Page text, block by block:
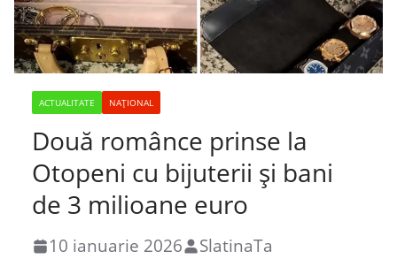
ACTUALITATE NAȚIONAL
Două românce prinse la
Otopeni cu bijuterii și bani
de 3 milioane euro
10 ianuarie 2026 SlatinaTa